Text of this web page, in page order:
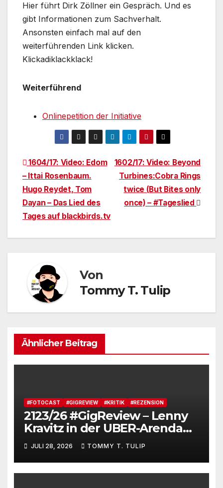
Hier führt Dirk Zöllner ein Gespräch. Und es
gibt Informationen zum Sachverhalt.
Ansonsten einfach mal auf den
weiterführenden Link klicken.
Klickadiklackklack!
Weiterführend
Onlinepetition der Initiative
Beitragsnavigation
1602/17: Video: Beyond
Turbines:Cobra Rings
twice (But Bites only
once) – #Tageslied
1604/17: Video: Edom
– Ittai Rosenbaum.
Hugo Reydet, Tom
Dayan – Das Lied des
Tages auf blackbirds.tv
Von
Tommy T. Tulip
Ähnlicher Beitrag
#FOTOCAST #GIGREVIEW #KRITIK #REZENSION
2123/26 #GigReview – Lenny
Kravitz in der UBER-Arenda
#LetLoveRule – Deutsche Cis-
Kartoffel zieht nochmal die
Lederjacke an. Tommy, das
Brot, besucht Lenny Kravitz
JULI 28, 2026 TOMMY T. TULIP